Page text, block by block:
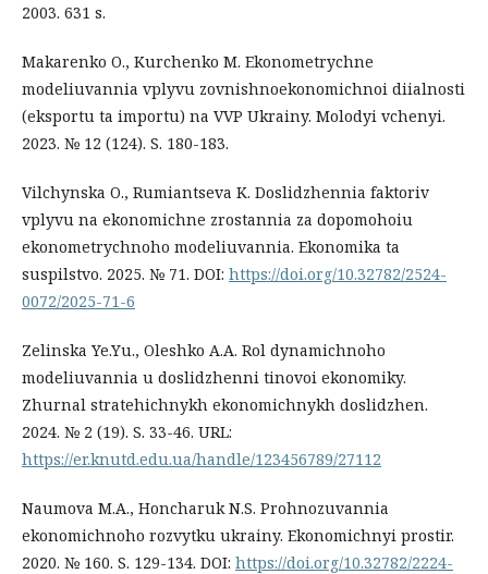
2003. 631 s.
Makarenko O., Kurchenko M. Ekonometrychne
modeliuvannia vplyvu zovnishnoekonomichnoi diialnosti
(eksportu ta importu) na VVP Ukrainy. Molodyi vchenyi.
2023. № 12 (124). S. 180-183.
Vilchynska O., Rumiantseva K. Doslidzhennia faktoriv
vplyvu na ekonomichne zrostannia za dopomohoiu
ekonometrychnoho modeliuvannia. Ekonomika ta
suspilstvo. 2025. № 71. DOI: https://doi.org/10.32782/2524-
0072/2025-71-6
Zelinska Ye.Yu., Oleshko A.A. Rol dynamichnoho
modeliuvannia u doslidzhenni tinovoi ekonomiky.
Zhurnal stratehichnykh ekonomichnykh doslidzhen.
2024. № 2 (19). S. 33-46. URL:
https://er.knutd.edu.ua/handle/123456789/27112
Naumova M.A., Honcharuk N.S. Prohnozuvannia
ekonomichnoho rozvytku ukrainy. Ekonomichnyi prostir.
2020. № 160. S. 129-134. DOI: https://doi.org/10.32782/2224-